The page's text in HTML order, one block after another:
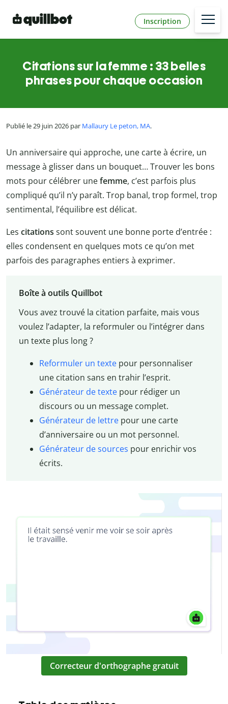
Inscription
Citations sur la femme : 33 belles
phrases pour chaque occasion
Publié le 29 juin 2026 par Mallaury Le peton, MA.
Un anniversaire qui approche, une carte à écrire, un
message à glisser dans un bouquet… Trouver les bons
mots pour célébrer unefemme, c’est parfois plus
compliqué qu’il n’y paraît. Trop banal, trop formel, trop
sentimental, l’équilibre est délicat.
Les citations sont souvent une bonne porte d’entrée :
elles condensent en quelques mots ce qu’on met
parfois des paragraphes entiers à exprimer.
Boîte à outils Quillbot
Vous avez trouvé la citation parfaite, mais vous
voulez l’adapter, la reformuler ou l’intégrer dans
un texte plus long ?
Reformuler un textepour personnaliser
une citation sans en trahir l’esprit.
Générateur de textepour rédiger un
discours ou un message complet.
Générateur de lettrepour une carte
d’anniversaire ou un mot personnel.
Générateur de sources pour enrichir vos
écrits.
Correcteur d'orthographe gratuit